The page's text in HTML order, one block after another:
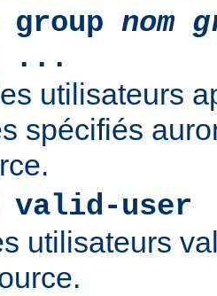
group nom
...
utilisateurs
spécifiés
valid-user
utilisateurs